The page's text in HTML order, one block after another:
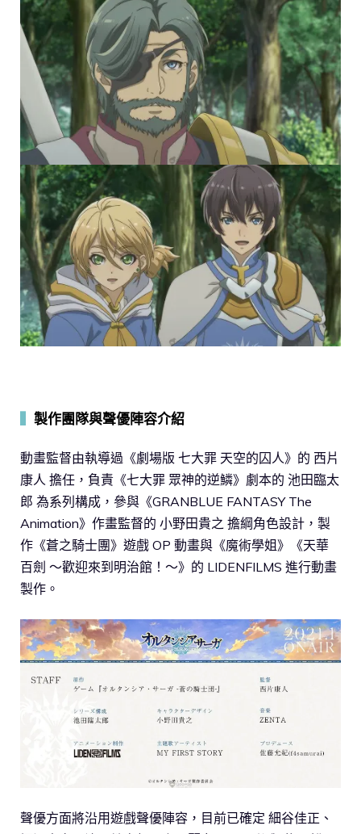
製作團隊與聲優陣容介紹
動畫監督由執導過《劇場版 七大罪 天空的囚人》的 西片
康人 擔任，負責《七大罪 眾神的逆鱗》劇本的 池田臨太
郎 為系列構成，參與《GRANBLUE FANTASY The
Animation》作畫監督的 小野田貴之 擔綱角色設計，製
作《蒼之騎士團》遊戲 OP 動畫與《魔術學姐》《天華
百劍 ～歡迎來到明治館！～》的 LIDENFILMS 進行動畫
製作。
聲優方面將沿用遊戲聲優陣容，目前已確定 細谷佳正、